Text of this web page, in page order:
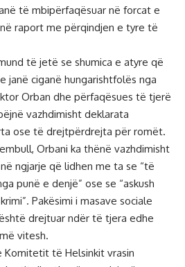
të mbipërfaqësuar në forcat e
raport me përqindjen e tyre të
të jetë se shumica e atyre që
janë ciganë hungarishtfolës nga
Orban dhe përfaqësues të tjerë
vazhdimisht deklarata
ose të drejtpërdrejta për romët.
Orbani ka thënë vazhdimisht
ngjarje që lidhen me ta se “të
punë e denjë” ose se “askush
Pakësimi i masave sociale
drejtuar ndër të tjera edhe
vitesh.
të Helsinkit vrasin